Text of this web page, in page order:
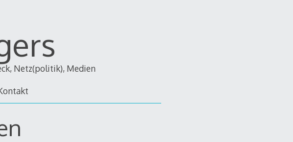
Netz(politik), Medien